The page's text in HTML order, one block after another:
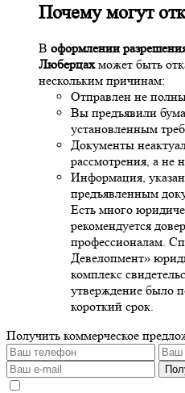
Почему могут
В оформлении
Люберцахможет быть
нескольким причинам:
Отправлен не
Вы предъявили
установленным
Документы
рассмотрения, а не
Информация,
предъявленным
Есть много
рекомендуется
профессионалам.
Девелопмент»
комплекс
утверждение было
короткий срок.
Получить коммерческое